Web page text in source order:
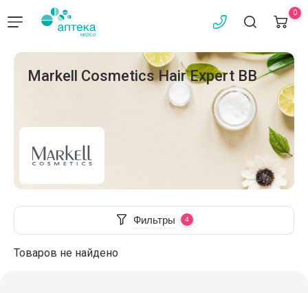
0
Markell Cosmetics Hair Expert BB
Фильтры
Товаров не найдено